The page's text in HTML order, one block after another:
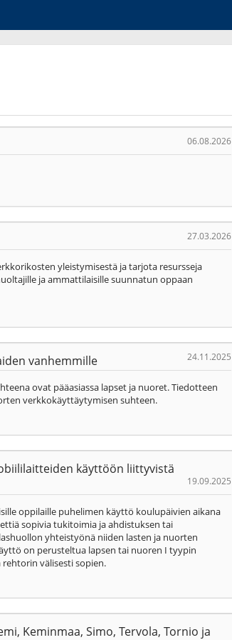
06.08.2026
27.03.2026
yleistymisestä ja tarjota resursseja
ja ammattilaisille suunnatun oppaan
vanhemmille 24.11.2025
ovat pääasiassa lapset ja nuoret. Tiedotteen
verkkokäyttäytymisen suhteen.
käyttöön liittyvistä
19.09.2025
oppilaille puhelimen käyttö koulupäivien aikana
sopivia tukitoimia ja ahdistuksen tai
yhteistyönä niiden lasten ja nuorten
on perusteltua lapsen tai nuoren I tyypin
välisesti sopien.
Keminmaa, Simo, Tervola, Tornio ja